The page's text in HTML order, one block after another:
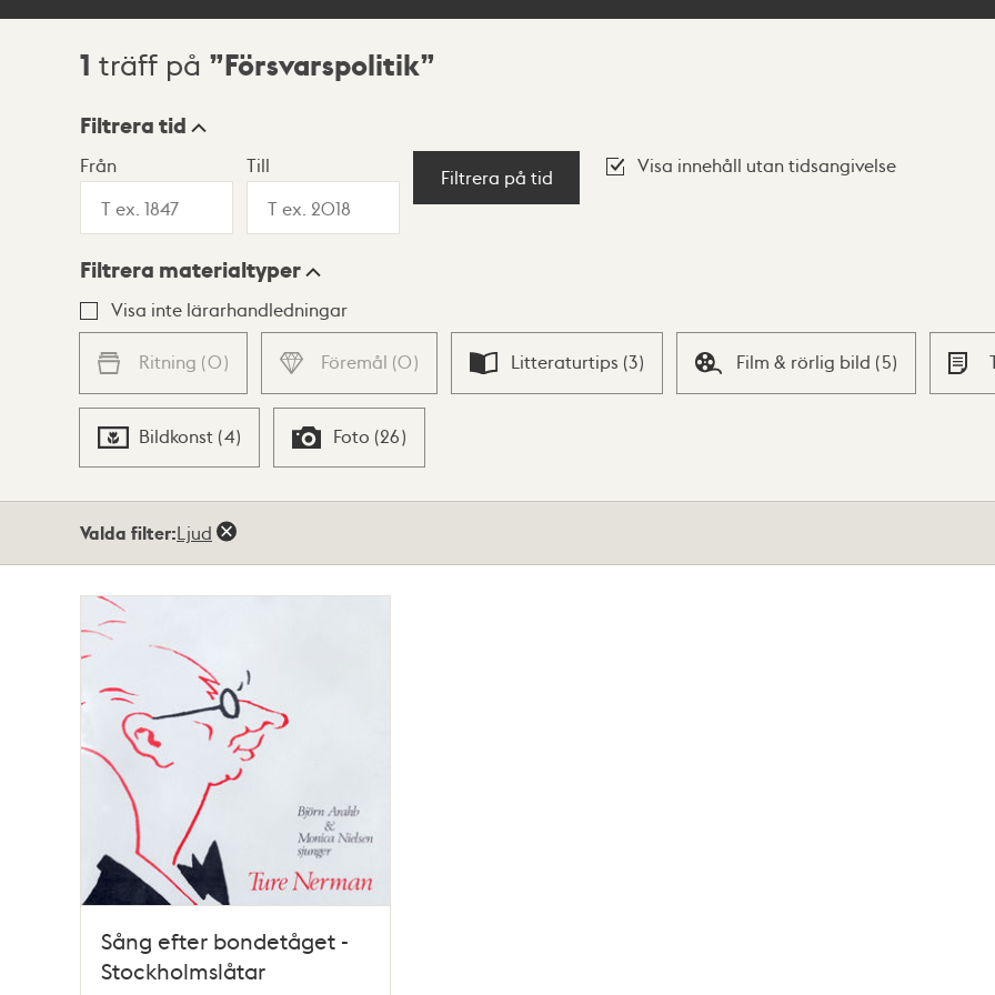
Sökresultat
1 träff på Försvarspolitik
Visningsläge
Lista Karta
Filtrera tid
Från Till
Filtrera på tid
Visa innehåll utan tidsangivelse
Filtrera materialtyper
Visa inte lärarhandledningar
Ritning (0) Föremål (0) Litteraturtips (3) Film & rörlig bild (5)
Bildkonst (4) Foto (26)
Valda filter:Ljud
Sång efter bondetåget -
Stockholmslåtar